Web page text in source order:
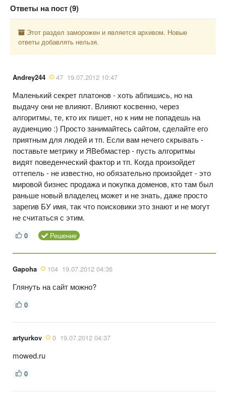
Ответы на пост (9)
Этот раздел заморожен и является архивом. Новые
ответы добавлять нельзя.
Andrey244 47 19.07.2012 10:47
Маленький секрет платонов - хоть абпишись, но на
выдачу они не влияют. Влияют косвенно, через
алгоритмы, те, кто их пишет, но к ним не попадешь на
аудиенцию :) Просто занимайтесь сайтом, сделайте его
приятным для людей и тп. Если вам нечего скрывать -
поставьте метрику и ЯВебмастер - пусть алгоритмы
видят поведенческий фактор и тп. Когда произойдет
оттепель - не известно, но обязательно произойдет - это
мировой бизнес продажа и покупка доменов, кто там был
раньше новый владелец может и не знать, даже просто
зарегив БУ имя, так что поисковики это знают и не могут
не считаться с этим.
0 Решение
Gapoha 104 19.07.2012 04:36
Глянуть на сайт можно?
0
artyurkov 0 19.07.2012 04:37
mowed.ru
0